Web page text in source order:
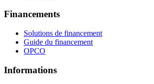
Financements
Solutions de financement
Guide du financement
OPCO
Informations